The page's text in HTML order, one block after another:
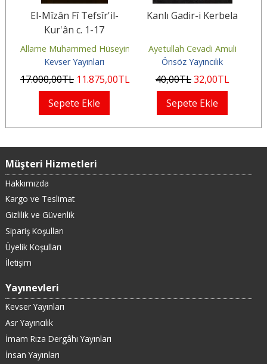
Tabatabaî
El-Mîzân Fî Tefsîr'il-
Kur'ân c. 1-17
Allame Muhammed Hüseyin Tabatabaî
Kevser Yayınları
17.000,00TL 11.875,00TL
Sepete Ekle
Kanlı Gadir-i Kerbela
Ayetullah Cevadi Amuli
Önsöz Yayıncılık
40,00TL32,00TL
Sepete Ekle
Müşteri Hizmetleri
Hakkımızda
Kargo ve Teslimat
Gizlilik ve Güvenlik
Sipariş Koşulları
Üyelik Koşulları
İletişim
Yayınevleri
Kevser Yayınları
Asr Yayıncılık
İmam Rıza Dergâhı Yayınları
İnsan Yayınları